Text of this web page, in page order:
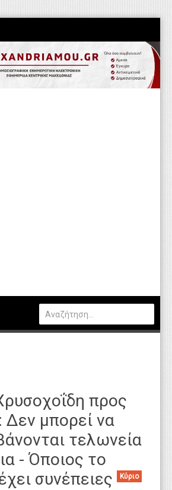
προς
Δεν μπορεί να
τελωνεία
- Όποιος το
συνέπειες
Κύριο